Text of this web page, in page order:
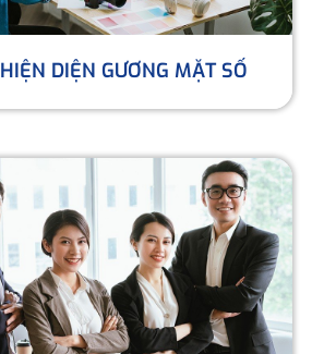
HIỆN DIỆN GƯƠNG MẶT SỐ